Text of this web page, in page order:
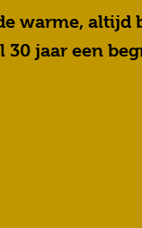
warme,
30 jaar een